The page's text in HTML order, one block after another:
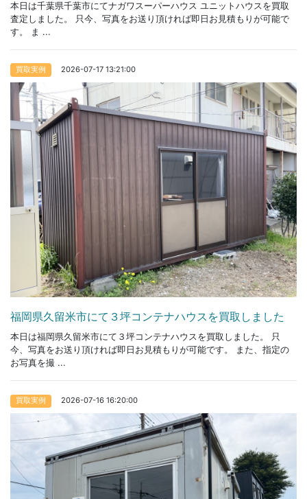
本日は千葉県千葉市にてナガワスーパーハウス ユニットハウスを買取
査定しました。 只今、写真をお送り頂ければ即日お見積もりが可能で
す。 ま ...
買取実例 2026-07-17 13:21:00
福岡県久留米市にて３坪コンテナハウスを買取しました
本日は福岡県久留米市にて３坪コンテナハウスを買取しました。 只
今、写真をお送り頂ければ即日お見積もりが可能です。 また、指定の
お写真を撮 ...
買取実例 2026-07-16 16:20:00